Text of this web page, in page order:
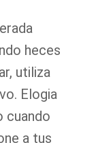
heces
utiliza
Elogia
cuando
a tus